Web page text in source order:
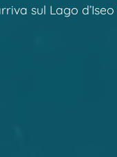
sul Lago